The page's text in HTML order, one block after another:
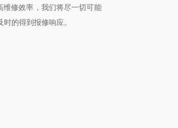
修效率，我们将尽一切可能
的得到报修响应。